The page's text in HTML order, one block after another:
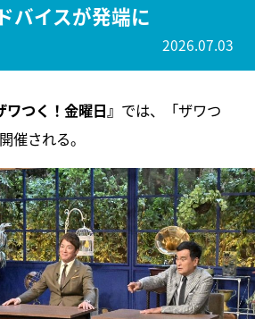
バイスが発端に
2026.07.03
ワつく！金曜日』 では、「ザワつ
催される。